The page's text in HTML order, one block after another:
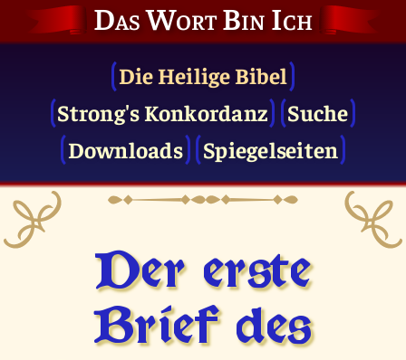
Das Wort Bin Ich
Die Heilige Bibel
Strong's Konkordanz
Suche
Downloads
Spiegelseiten
Der erste
Brief des